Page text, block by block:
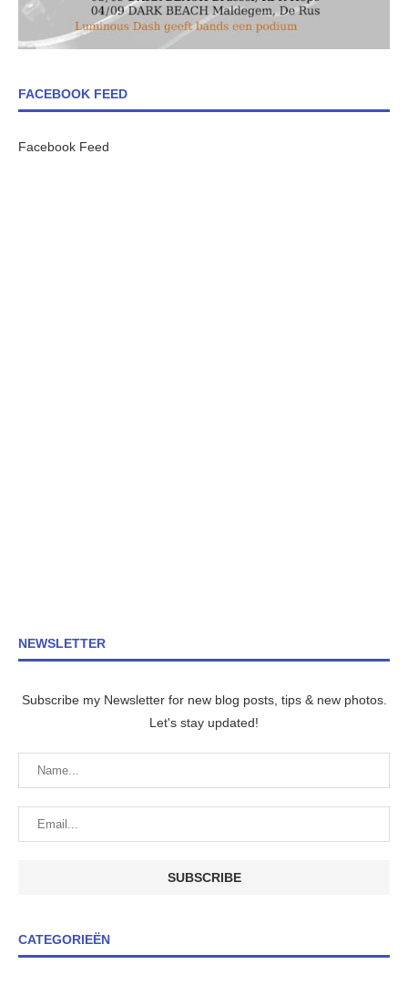
FACEBOOK FEED
Facebook Feed
NEWSLETTER
Subscribe my Newsletter for new blog posts, tips & new photos.
Let's stay updated!
CATEGORIEËN